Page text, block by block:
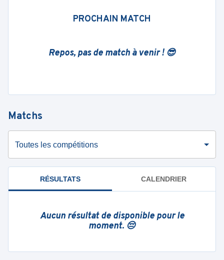
PROCHAIN MATCH
Repos, pas de match à venir ! 😎
Matchs
Toutes les compétitions
RÉSULTATS CALENDRIER
Aucun résultat de disponible pour le
moment. 😔